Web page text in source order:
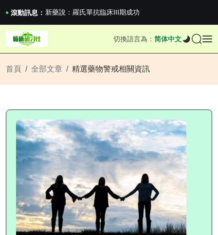
滾動訊息： 新藥說：羅氏單抗臨床III期成功
新藥說：哈佛大學：生男生女不是隨機的，這樣的...
國家藥監局關於適用《E6（R3）：藥物臨床試...
滬上臨研人：著名Global臨床CRO在我國...
新藥說：哈佛大學：生男生女不是隨機的，這樣的...
切換語言為： 简体中文
首頁 全部文章 精選藥物警戒相關資訊